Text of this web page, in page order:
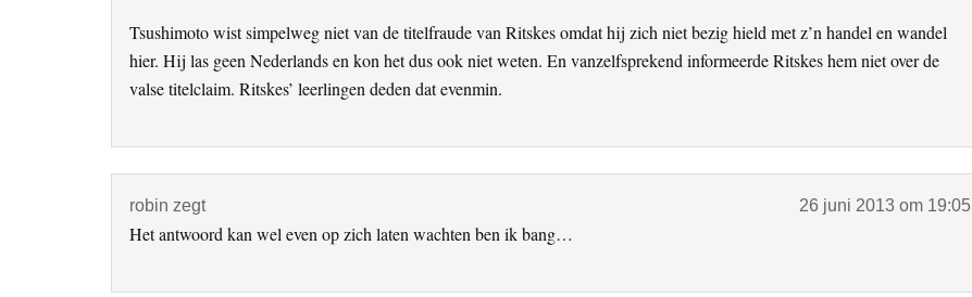
Tsushimoto wist simpelweg niet van de titelfraude van Ritskes omdat hij zich niet bezig hield met z’n handel en wandel
hier. Hij las geen Nederlands en kon het dus ook niet weten. En vanzelfsprekend informeerde Ritskes hem niet over de
valse titelclaim. Ritskes’ leerlingen deden dat evenmin.
robin zegt 26 juni 2013 om 19:05
Het antwoord kan wel even op zich laten wachten ben ik bang…